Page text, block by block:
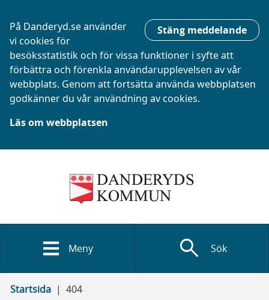
Stäng meddelande
På Danderyd.se använder
vi cookies för
besöksstatistik och för vissa funktioner i syfte att
förbättra och förenkla användarupplevelsen av vår
webbplats. Genom att fortsätta använda webbplatsen
godkänner du vår användning av cookies.
Läs om webbplatsen
Meny search Sök
Startsida 404